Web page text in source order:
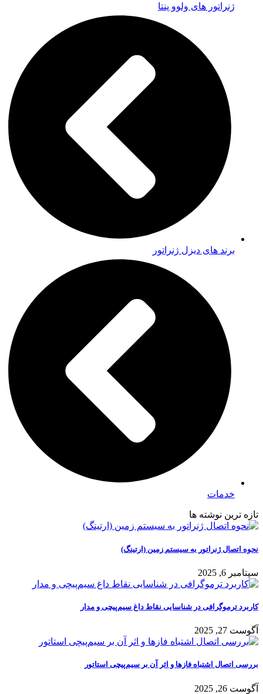
ژنراتور های ولوو پنتا
برند های دیزل ژنراتور
خدمات
تازه ترین نوشته ها
نحوه اتصال ژنراتور به سیستم زمین (ارتینگ)
سپتامبر 6, 2025
کاربرد ترموگرافی در شناسایی نقاط داغ سیم‌پیچی و مدار
آگوست 27, 2025
بررسی اتصال اشتباه فازها و اثر آن بر سیم‌پیچی استاتور
آگوست 26, 2025